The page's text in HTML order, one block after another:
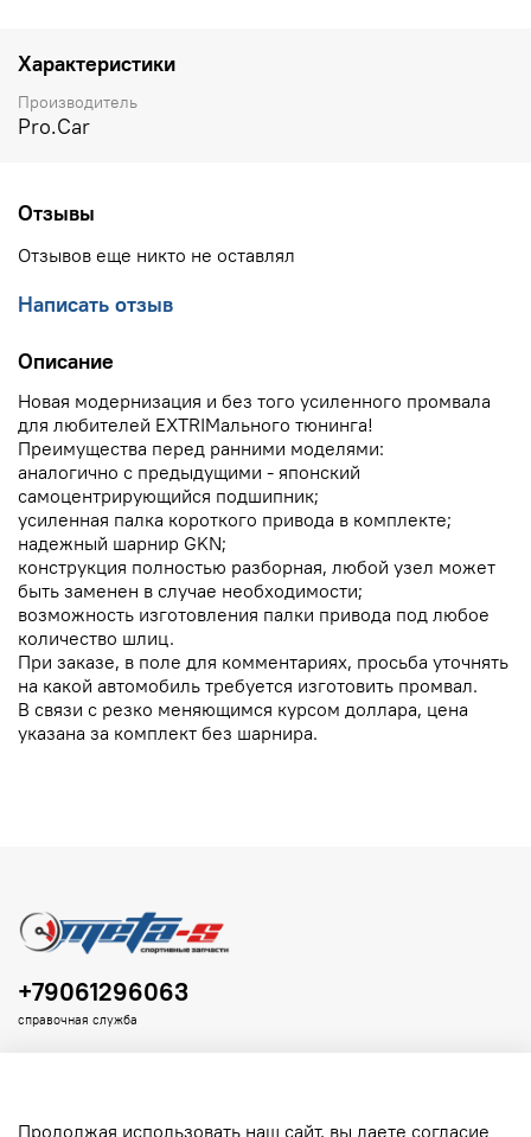
Характеристики
Производитель
Pro.Car
Отзывы
Отзывов еще никто не оставлял
Написать отзыв
Описание
Новая модернизация и без того усиленного промвала
для любителей EXTRIMального тюнинга!
Преимущества перед ранними моделями:
аналогично с предыдущими - японский
самоцентрирующийся подшипник;
усиленная палка короткого привода в комплекте;
надежный шарнир GKN;
конструкция полностью разборная, любой узел может
быть заменен в случае необходимости;
возможность изготовления палки привода под любое
количество шлиц.
При заказе, в поле для комментариях, просьба уточнять
на какой автомобиль требуется изготовить промвал.
В связи с резко меняющимся курсом доллара, цена
указана за комплект без шарнира.
+79061296063
справочная служба
Продолжая использовать наш сайт, вы даете согласие